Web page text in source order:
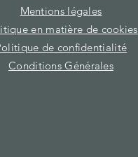
Mentions légales
en matière de cookies
de confidentialité
Conditions Générales